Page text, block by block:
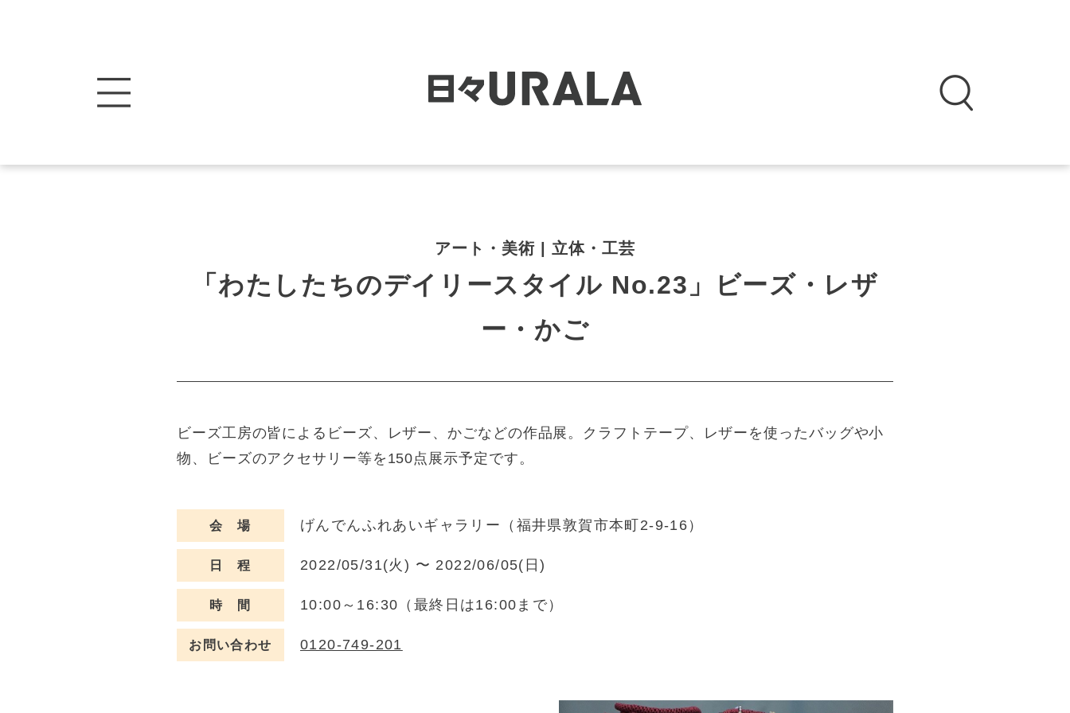
アート・美術 | 立体・工芸
「わたしたちのデイリースタイル No.23」ビーズ・レザ
ー・かご
ビーズ工房の皆によるビーズ、レザー、かごなどの作品展。クラフトテープ、レザーを使ったバッグや小
物、ビーズのアクセサリー等を150点展示予定です。
会 場 げんでんふれあいギャラリー（福井県敦賀市本町2-9-16）
日 程 2022/05/31(火) 〜 2022/06/05(日)
時 間 10:00～16:30（最終日は16:00まで）
お問い合わせ 0120-749-201